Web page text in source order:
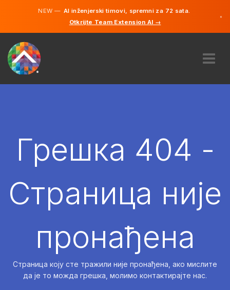
NEW —AI inženjerski timovi, spremni za 72 sata.
Otkrijte Team Extension AI →
×
SR
Грешка 404 -
Страница није
пронађена
Страница коју сте тражили није пронађена, ако мислите
да је то можда грешка, молимо контактирајте нас.